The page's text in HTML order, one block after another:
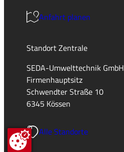
Anfahrt planen
Standort Zentrale
SEDA-Umwelttechnik GmbH
Firmenhauptsitz
Schwendter Straße 10
6345 Kössen
Alle Standorte